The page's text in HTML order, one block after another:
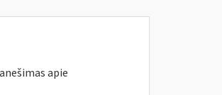
apie